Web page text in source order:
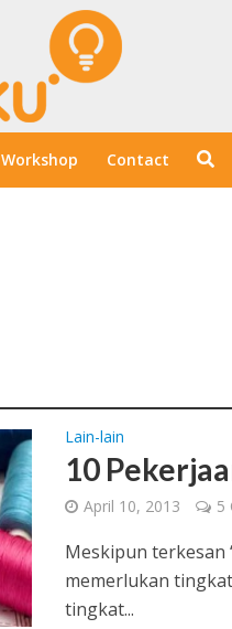
Workshop Contact
Lain-lain
10
April 10, 2013 5
Meskipun terkesan
memerlukan
tingkat...